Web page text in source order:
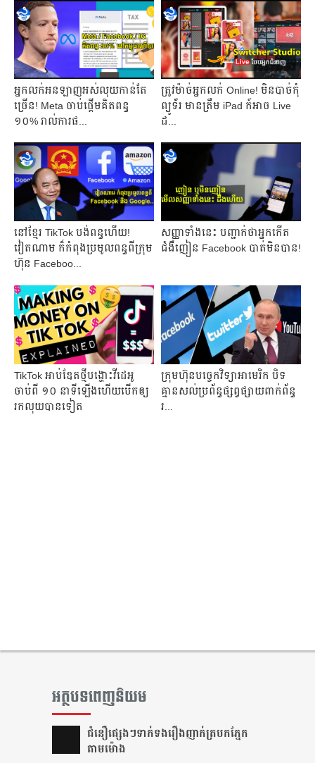
អ្នកលក់អនឡាញអស់លុយកាន់តែ​
ច្រើន! Meta ចាប់ផ្តើម​គិត​ពន្ធ
១០% រាល់​ការ​ផ...
ត្រូវម៉ាច់អ្នកលក់ Online! មិនបាច់កុំ
ព្យូទ័រ មានត្រឹម iPad ក៍អាច Live
ដ...
នៅខ្មែរ TikTok បង់ពន្ធហើយ!
វៀតណាម ក៏កំពុងប្រមូលពន្ធពីក្រុម
ហ៊ុន Faceboo...
សញ្ញាទាំង​នេះ បញ្ជាក់​ថា​​អ្នក​​កើត​
ជំងឺ​​ញៀន Facebook បាត់មិនបាន!
TikTok អាប់ឌែតថ្មីបង្ហោះវីដេអូ
ចាប់ពី ១០ នាទីឡើងហើយបើកឲ្យ
រកលុយបានទៀត
ក្រុមហ៊ុនបច្ចេកវិទ្យាអាមេរិក បិទ
គ្មានសល់ប្រព័ន្ធផ្សព្វផ្សាយពាក់ព័ន្ធ
រ...
អត្ថបទពេញនិយម
ជំនឿ​ផ្សេងៗ​ទាក់ទង​រឿង​ញាក់​ត្របក​ភ្នែក​
តាម​ម៉ោង​